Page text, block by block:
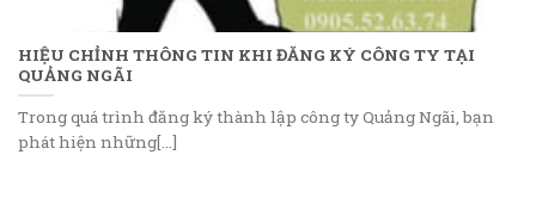
HIỆU CHỈNH THÔNG TIN KHI ĐĂNG KÝ CÔNG TY TẠI
QUẢNG NGÃI
Trong quá trình đăng ký thành lập công ty Quảng Ngãi, bạn
phát hiện những[...]